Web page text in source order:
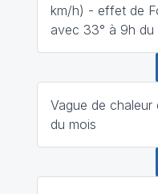
km/h) - effet de
avec 33° à 9h du
Vague de
du mois